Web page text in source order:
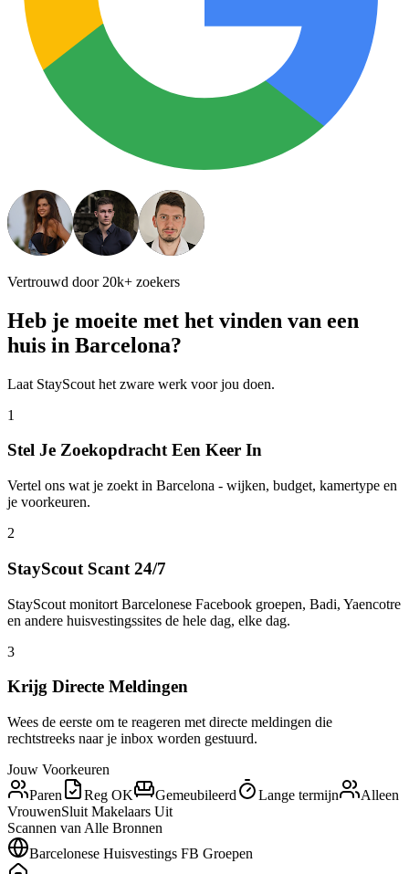
Vertrouwd door 20k+ zoekers
Heb je moeite met het vinden van een
huis in Barcelona?
Laat StayScout het zware werk voor jou doen.
1
Stel Je Zoekopdracht Een Keer In
Vertel ons wat je zoekt in Barcelona - wijken, budget, kamertype en
je voorkeuren.
2
StayScout Scant 24/7
StayScout monitort Barcelonese Facebook groepen, Badi, Yaencotre
en andere huisvestingssites de hele dag, elke dag.
3
Krijg Directe Meldingen
Wees de eerste om te reageren met directe meldingen die
rechtstreeks naar je inbox worden gestuurd.
Jouw Voorkeuren
Paren
Reg OK Gemeubileerd Lange termijn
Alleen
VrouwenSluit Makelaars Uit
Scannen van Alle Bronnen
Barcelonese Huisvestings FB Groepen